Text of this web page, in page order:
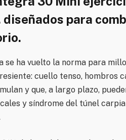
diseñados para
se ha vuelto la norma para
cuello tenso, hombros
y que, a largo plazo,
y síndrome del túnel